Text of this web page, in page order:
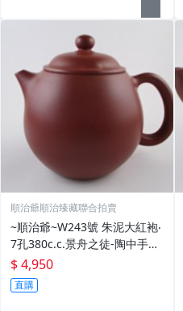
順治爺順治臻藏聯合拍賣
~順治爺~W243號 朱泥大紅袍‧
7孔380c.c.景舟之徒-陶中手製
@4950元(壺蓋)
$ 4,950
直購